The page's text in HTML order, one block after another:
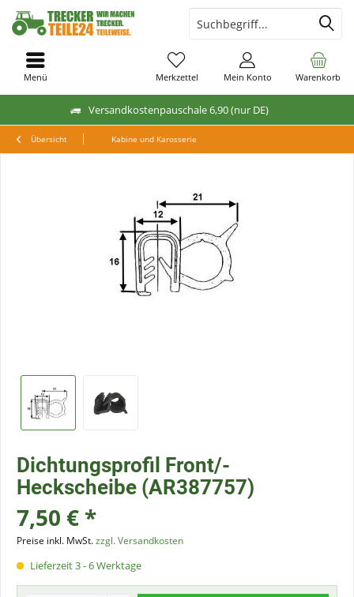
Versandkostenpauschale 6,90 (nur DE)
Warenkorb
Merkzettel Mein Konto
Menü
Übersicht Kabine und Karosserie
Dichtungsprofil Front/-
Heckscheibe (AR387757)
7,50 € *
Preise inkl. MwSt.zzgl. Versandkosten
Lieferzeit 3 - 6 Werktage